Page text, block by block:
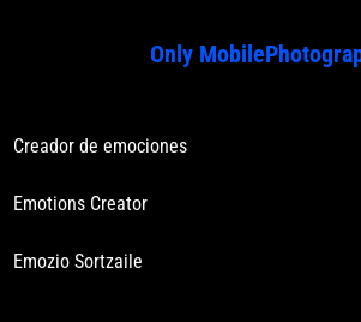
Only
Creador de emociones
Emotions Creator
Emozio Sortzaile